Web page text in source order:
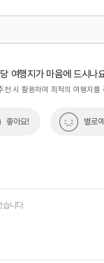
-모두의여행)
033-738-
여행지가 마음에 드시나
천 시 활용하여 최적의 여행지를
좋아요! 별로